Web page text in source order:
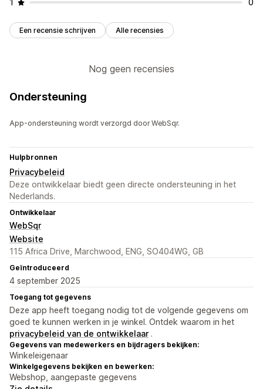
1 0
Een recensie schrijven Alle recensies
Nog geen recensies
Ondersteuning
App-ondersteuning wordt verzorgd door WebSqr.
Hulpbronnen
Privacybeleid
Deze ontwikkelaar biedt geen directe ondersteuning in het
Nederlands.
Ontwikkelaar
WebSqr
Website
115 Africa Drive, Marchwood, ENG, SO404WG, GB
Geïntroduceerd
4 september 2025
Toegang tot gegevens
Deze app heeft toegang nodig tot de volgende gegevens om
goed te kunnen werken in je winkel. Ontdek waarom in het
privacybeleid van de ontwikkelaar .
Gegevens van medewerkers en bijdragers bekijken:
Winkeleigenaar
Winkelgegevens bekijken en bewerken:
Webshop, aangepaste gegevens